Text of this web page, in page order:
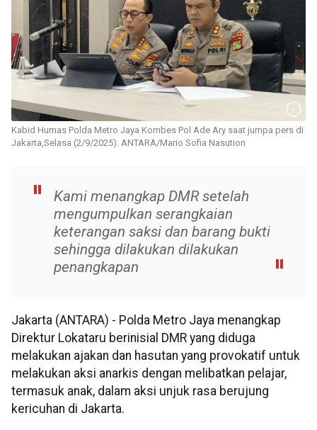
Kabid Humas Polda Metro Jaya Kombes Pol Ade Ary saat jumpa pers di
Jakarta,Selasa (2/9/2025). ANTARA/Mario Sofia Nasution
Kami menangkap DMR setelah
mengumpulkan serangkaian
keterangan saksi dan barang bukti
sehingga dilakukan dilakukan
penangkapan
Jakarta (ANTARA) - Polda Metro Jaya menangkap
Direktur Lokataru berinisial DMR yang diduga
melakukan ajakan dan hasutan yang provokatif untuk
melakukan aksi anarkis dengan melibatkan pelajar,
termasuk anak, dalam aksi unjuk rasa berujung
kericuhan di Jakarta.